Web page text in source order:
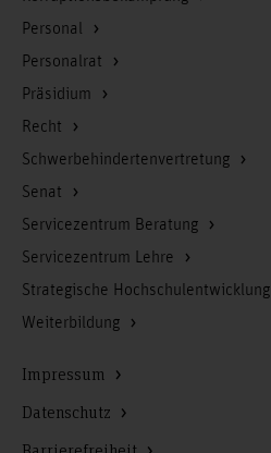
Personal
Personalrat
Präsidium
Recht
Schwerbehindertenvertretung
Senat
Servicezentrum Beratung
Servicezentrum Lehre
Strategische Hochschulentwicklung
Weiterbildung
Impressum
Datenschutz